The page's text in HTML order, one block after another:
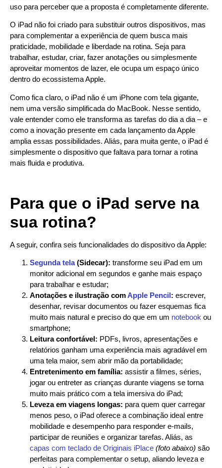
uso para perceber que a proposta é completamente diferente.
O iPad não foi criado para substituir outros dispositivos, mas
para complementar a experiência de quem busca mais
praticidade, mobilidade e liberdade na rotina. Seja para
trabalhar, estudar, criar, fazer anotações ou simplesmente
aproveitar momentos de lazer, ele ocupa um espaço único
dentro do ecossistema Apple.
Como fica claro, o iPad não é um iPhone com tela gigante,
nem uma versão simplificada do MacBook. Nesse sentido,
vale entender como ele transforma as tarefas do dia a dia – e
como a inovação presente em cada lançamento da Apple
amplia essas possibilidades. Aliás, para muita gente, o iPad é
simplesmente o dispositivo que faltava para tornar a rotina
mais fluida e produtiva.
Para que o iPad serve na
sua rotina?
A seguir, confira seis funcionalidades do dispositivo da Apple:
Segunda tela(Sidecar): transforme seu iPad em um
monitor adicional em segundos e ganhe mais espaço
para trabalhar e estudar;
Anotações e ilustração comApple Pencil: escrever,
desenhar, revisar documentos ou fazer esquemas fica
muito mais natural e preciso do que em um notebook ou
smartphone;
Leitura confortável: PDFs, livros, apresentações e
relatórios ganham uma experiência mais agradável em
uma tela maior, sem abrir mão da portabilidade;
Entretenimento em família: assistir a filmes, séries,
jogar ou entreter as crianças durante viagens se torna
muito mais prático com a tela imersiva do iPad;
Leveza em viagens longas: para quem quer carregar
menos peso, o iPad oferece a combinação ideal entre
mobilidade e desempenho para responder e-mails,
participar de reuniões e organizar tarefas. Aliás, as
capas com teclado de Originais iPlace (foto abaixo) são
perfeitas para complementar o setup, aliando leveza e